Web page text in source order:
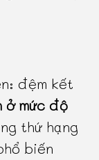
đệm kết
ở mức độ
thứ hạng
biến